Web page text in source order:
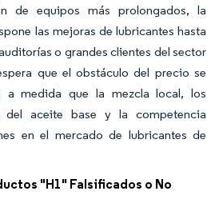
de equipos más prolongados, la
las mejoras de lubricantes hasta
o grandes clientes del sector
que el obstáculo del precio se
a medida que la mezcla local, los
del aceite base y la competencia
en el mercado de lubricantes de
"H1" Falsificados o No